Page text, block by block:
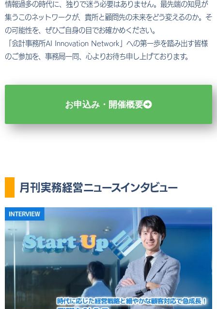
情報過多の時代に、独りで迷う必要はありません。最先端の知見が
集うこのネットワークが、貴所と顧問先の未来をどう変えるのか。そ
の可能性を、ぜひご自身の目でお確かめください。
「会計事務所AI Innovation Network」への第一歩を踏み出す皆様
のご参加を、事務局一同、心よりお待ち申し上げております。
お申込み・開催概要
月刊実務経営ニュースインタビュー